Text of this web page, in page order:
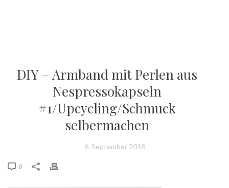
DIY – Armband mit Perlen aus
Nespressokapseln
#1/Upcycling/Schmuck
selbermachen
6. September 2018
0